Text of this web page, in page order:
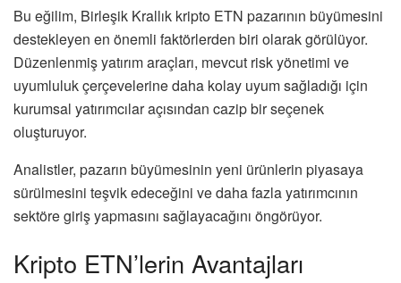
Bu eğilim, Birleşik Krallık kripto ETN pazarının büyümesini
destekleyen en önemli faktörlerden biri olarak görülüyor.
Düzenlenmiş yatırım araçları, mevcut risk yönetimi ve
uyumluluk çerçevelerine daha kolay uyum sağladığı için
kurumsal yatırımcılar açısından cazip bir seçenek
oluşturuyor.
Analistler, pazarın büyümesinin yeni ürünlerin piyasaya
sürülmesini teşvik edeceğini ve daha fazla yatırımcının
sektöre giriş yapmasını sağlayacağını öngörüyor.
Kripto ETN’lerin Avantajları